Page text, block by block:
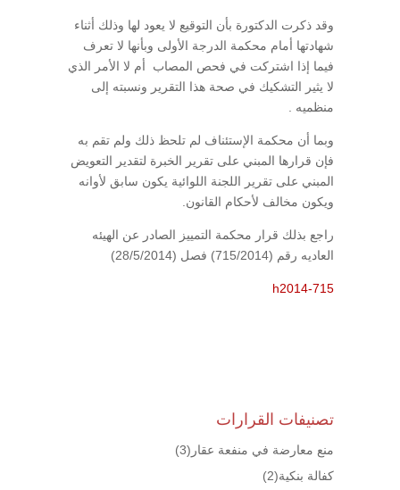
وقد ذكرت الدكتورة بأن التوقيع لا يعود لها وذلك أثناء
شهادتها أمام محكمة الدرجة الأولى وبأنها لا تعرف
فيما إذا اشتركت في فحص المصاب أم لا الأمر الذي
لا يثير التشكيك في صحة هذا التقرير ونسبته إلى
منظميه .
وبما أن محكمة الإستئناف لم تلحظ ذلك ولم تقم به
فإن قرارها المبني على تقرير الخبرة لتقدير التعويض
المبني على تقرير اللجنة اللوائية يكون سابق لأوانه
ويكون مخالف لأحكام القانون.
راجع بذلك قرار محكمة التمييز الصادر عن الهيئه
العاديه رقم (715/2014) فصل (28/5/2014)
h2014-715
تصنيفات القرارات
منع معارضة في منفعة عقار (3)
كفالة بنكية(2)